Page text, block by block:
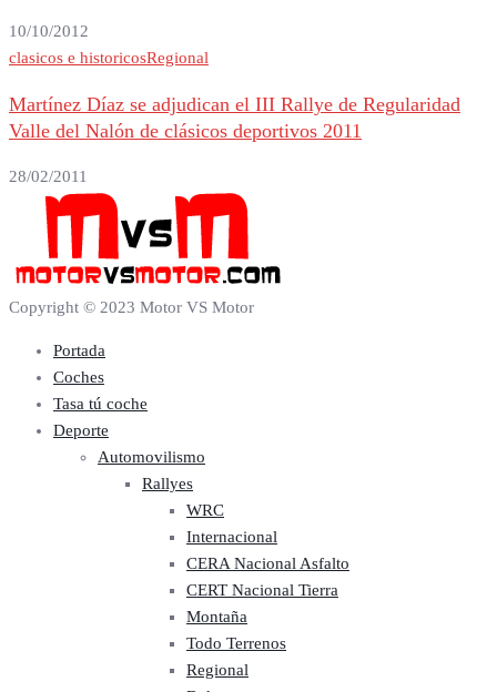
10/10/2012
clasicos e historicosRegional
Martínez Díaz se adjudican el III Rallye de Regularidad
Valle del Nalón de clásicos deportivos 2011
28/02/2011
Copyright © 2023 Motor VS Motor
Portada
Coches
Tasa tú coche
Deporte
Automovilismo
Rallyes
WRC
Internacional
CERA Nacional Asfalto
CERT Nacional Tierra
Montaña
Todo Terrenos
Regional